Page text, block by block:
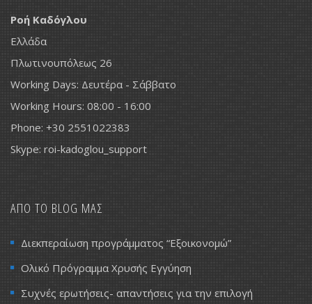
Ροή Καδόγλου
Ελλάδα
Πλωτινουπόλεως 26
Working Days: Δευτέρα - Σάββατο
Working Hours: 08:00 - 16:00
Phone: +30 2551022383
Skype: roi-kadoglou_support
ΑΠΟ ΤΟ BLOG ΜΑΣ
Διεκπεραίωση προγράμματος “Εξοικονομώ”
Ολικό Πρόγραμμα Χρυσής Εγγύηση
Συχνές ερωτήσεις- απαντήσεις για την επιλογή